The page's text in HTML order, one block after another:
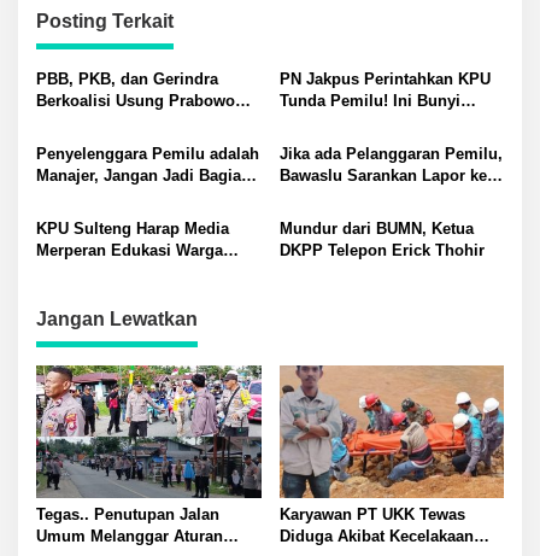
Posting Terkait
PBB, PKB, dan Gerindra
Berkoalisi Usung Prabowo
PN Jakpus Perintahkan KPU
Tunda Pemilu! Ini Bunyi
Penyelenggara Pemilu adalah
Manajer, Jangan Jadi Bagian
Jika ada Pelanggaran Pemilu,
Bawaslu Sarankan Lapor ke
KPU Sulteng Harap Media
Merperan Edukasi Warga
Mundur dari BUMN, Ketua
DKPP Telepon Erick Thohir
Jangan Lewatkan
Tegas.. Penutupan Jalan
Umum Melanggar Aturan
Karyawan PT UKK Tewas
Diduga Akibat Kecelakaan